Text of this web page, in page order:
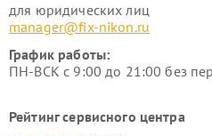
для юридических лиц
manager@fix-nikon.ru
График работы:
ПН-ВСК с 9:00 до 21:00 без
Рейтинг сервисного центра